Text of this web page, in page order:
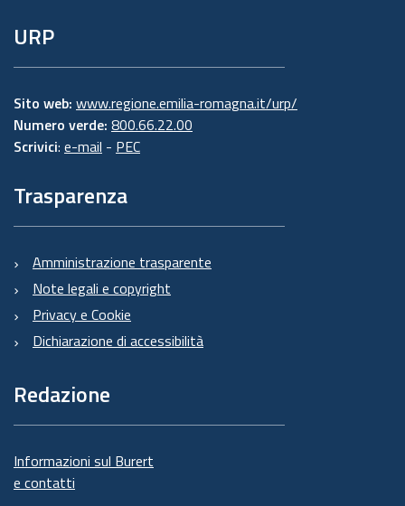
URP
Sito web: www.regione.emilia-romagna.it/urp/
Numero verde: 800.66.22.00
Scrivici: e-mail - PEC
Trasparenza
Amministrazione trasparente
Note legali e copyright
Privacy e Cookie
Dichiarazione di accessibilità
Redazione
Informazioni sul Burert
e contatti